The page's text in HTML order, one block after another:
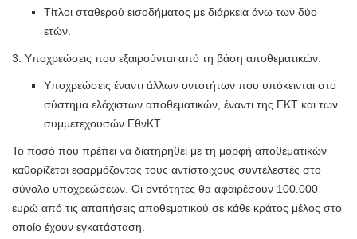
Τίτλοι σταθερού εισοδήματος με διάρκεια άνω των δύο
ετών.
3. Υποχρεώσεις που εξαιρούνται από τη βάση αποθεματικών:
Υποχρεώσεις έναντι άλλων οντοτήτων που υπόκεινται στο
σύστημα ελάχιστων αποθεματικών, έναντι της ΕΚΤ και των
συμμετεχουσών ΕθνΚΤ.
Το ποσό που πρέπει να διατηρηθεί με τη μορφή αποθεματικών
καθορίζεται εφαρμόζοντας τους αντίστοιχους συντελεστές στο
σύνολο υποχρεώσεων. Οι οντότητες θα αφαιρέσουν 100.000
ευρώ από τις απαιτήσεις αποθεματικού σε κάθε κράτος μέλος στο
οποίο έχουν εγκατάσταση.